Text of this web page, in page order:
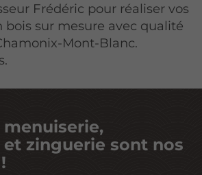
Frédéric pour réaliser vos
bois sur mesure avec qualité
Mont-Blanc.
zinguerie sont nos